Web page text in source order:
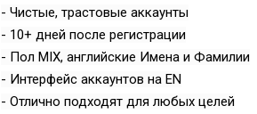
- Чистые, трастовые аккаунты
- 10+ дней после регистрации
- Пол MIX, английские Имена и Фамилии
- Интерфейс аккаунтов на EN
- Отлично подходят для любых целей